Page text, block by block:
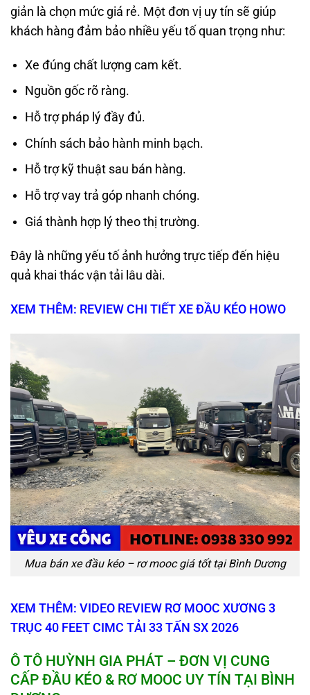
giản là chọn mức giá rẻ. Một đơn vị uy tín sẽ giúp
khách hàng đảm bảo nhiều yếu tố quan trọng như:
Xe đúng chất lượng cam kết.
Nguồn gốc rõ ràng.
Hỗ trợ pháp lý đầy đủ.
Chính sách bảo hành minh bạch.
Hỗ trợ kỹ thuật sau bán hàng.
Hỗ trợ vay trả góp nhanh chóng.
Giá thành hợp lý theo thị trường.
Đây là những yếu tố ảnh hưởng trực tiếp đến hiệu
quả khai thác vận tải lâu dài.
XEM THÊM: REVIEW CHI TIẾT XE ĐẦU KÉO HOWO
Mua bán xe đầu kéo – rơ mooc giá tốt tại Bình Dương
XEM THÊM: VIDEO REVIEW RƠ MOOC XƯƠNG 3
TRỤC 40 FEET CIMC TẢI 33 TẤN SX 2026
Ô TÔ HUỲNH GIA PHÁT – ĐƠN VỊ CUNG
CẤP ĐẦU KÉO & RƠ MOOC UY TÍN TẠI BÌNH